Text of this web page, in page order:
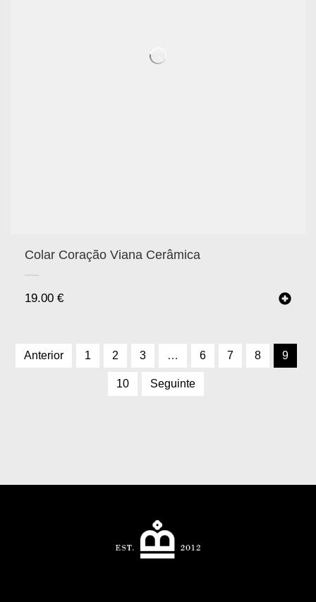
Colar Coração Viana Cerâmica
19.00 €
Anterior 1 2 3 … 6 7 8 9
10 Seguinte